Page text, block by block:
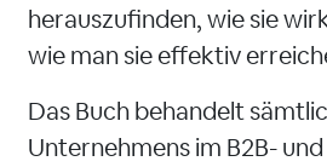
herauszufinden, wie sie
wie man sie effektiv
Das Buch behandelt
Unternehmens im B2B-